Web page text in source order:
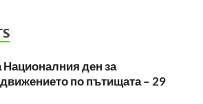
ден за
по пътищата – 29